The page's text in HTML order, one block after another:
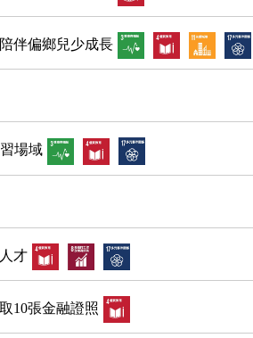
伴偏鄉兒少成長
場域
才
10張金融證照